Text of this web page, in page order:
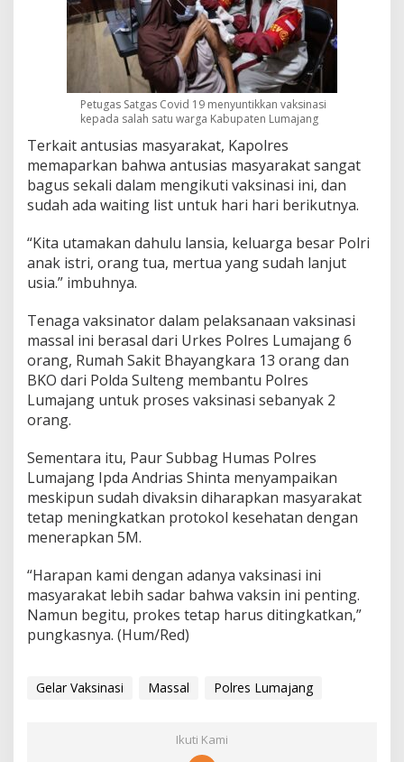
Petugas Satgas Covid 19 menyuntikkan vaksinasi
kepada salah satu warga Kabupaten Lumajang
Terkaitantusias masyarakat, Kapolres
memaparkan bahwa antusias masyarakat sangat
bagus sekali dalam mengikuti vaksinasi ini, dan
sudah ada waiting list untuk hari hari berikutnya.
“Kita utamakan dahulu lansia, keluarga besar Polri
anak istri, orang tua, mertua yang sudah lanjut
usia.” imbuhnya.
Tenaga vaksinator dalam pelaksanaan vaksinasi
massal ini berasal dari Urkes Polres Lumajang 6
orang, Rumah Sakit Bhayangkara 13 orang dan
BKO dari Polda Sulteng membantu Polres
Lumajang untuk proses vaksinasi sebanyak 2
orang.
Sementara itu, Paur Subbag Humas Polres
Lumajang Ipda Andrias Shinta menyampaikan
meskipun sudah divaksin diharapkan masyarakat
tetap meningkatkan protokol kesehatan dengan
menerapkan 5M.
“Harapan kami dengan adanya vaksinasi ini
masyarakat lebih sadar bahwa vaksin ini penting.
Namun begitu, prokes tetap harus ditingkatkan,”
pungkasnya. (Hum/Red)
Gelar Vaksinasi Massal Polres Lumajang
Ikuti Kami